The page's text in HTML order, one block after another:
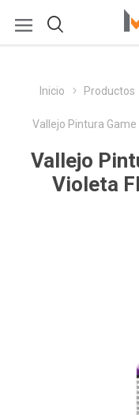
Inicio Productos
Vallejo Pintura
Vallejo
Violeta